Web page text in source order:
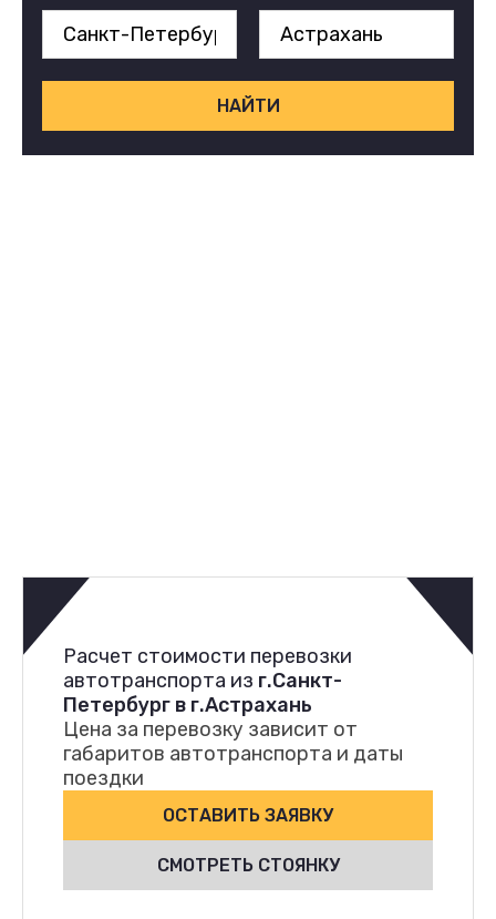
НАЙТИ
Расчет стоимости перевозки
автотранспорта из г.Санкт-
Петербург в г.Астрахань
Цена за перевозку зависит от
габаритов автотранспорта и даты
поездки
ОСТАВИТЬ ЗАЯВКУ
СМОТРЕТЬ СТОЯНКУ